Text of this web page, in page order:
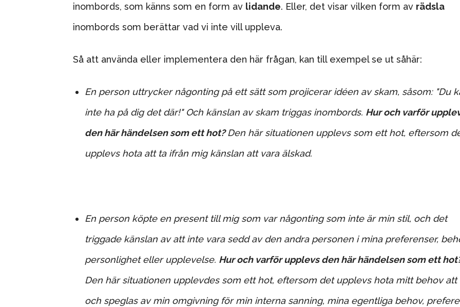
inombords, som känns som en form av lidande. Eller, det visar vilken form av rädsla
inombords som berättar vad vi inte vill uppleva.
Så att använda eller implementera den här frågan, kan till exempel se ut såhär:
En person uttrycker någonting på ett sätt som projicerar idéen av skam, såsom: "Du
inte ha på dig det där!" Och känslan av skam triggas inombords. Hur och varför
den här händelsen som ett hot? Den här situationen upplevs som ett hot, eftersom
upplevs hota att ta ifrån mig känslan att vara älskad.
En person köpte en present till mig som var någonting som inte är min stil, och det
triggade känslan av att inte vara sedd av den andra personen i mina preferenser,
personlighet eller upplevelse. Hur och varför upplevs den här händelsen som ett
Den här situationen upplevdes som ett hot, eftersom det upplevs hota mitt behov att
och speglas av min omgivning för min interna sanning, mina egentliga behov,